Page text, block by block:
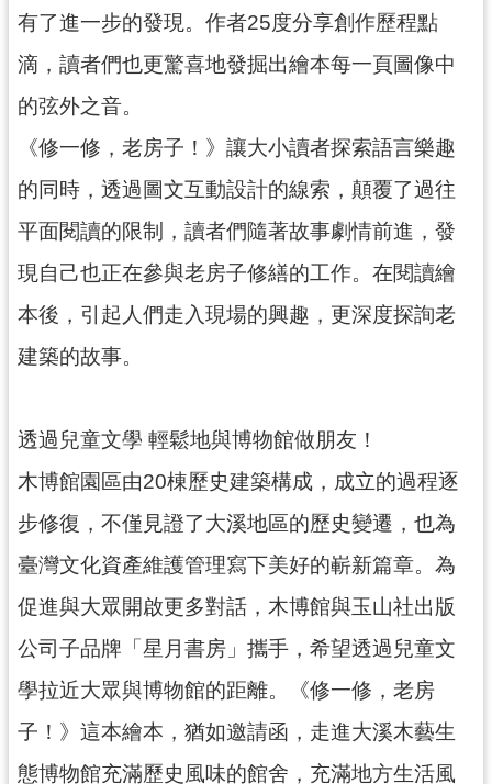
市
政
信
箱
桃
園
政
n
l
s
私
政
策
網
站
安
全
政
府
站
有了進一步的發現。作者25度分享創作歷程點
滴，讀者們也更驚喜地發掘出繪本每一頁圖像中
的弦外之音。
《修一修，老房子！》讓大小讀者探索語言樂趣
的同時，透過圖文互動設計的線索，顛覆了過往
平面閱讀的限制，讀者們隨著故事劇情前進，發
現自己也正在參與老房子修繕的工作。在閱讀繪
本後，引起人們走入現場的興趣，更深度探詢老
建築的故事。
透過兒童文學 輕鬆地與博物館做朋友！
木博館園區由20棟歷史建築構成，成立的過程逐
步修復，不僅見證了大溪地區的歷史變遷，也為
臺灣文化資產維護管理寫下美好的嶄新篇章。為
促進與大眾開啟更多對話，木博館與玉山社出版
公司子品牌「星月書房」攜手，希望透過兒童文
學拉近大眾與博物館的距離。《修一修，老房
子！》這本繪本，猶如邀請函，走進大溪木藝生
態博物館充滿歷史風味的館舍，充滿地方生活風